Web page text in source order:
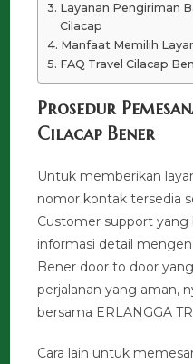
Layanan Pengiriman
Cilacap
Manfaat Memilih
FAQ Travel Cilacap
Prosedur
Cilacap Bener
Untuk memberikan
nomor kontak tersedia
Customer support
informasi detail
Bener door to door
perjalanan yang aman,
bersama ERLANGGA
Cara lain untuk